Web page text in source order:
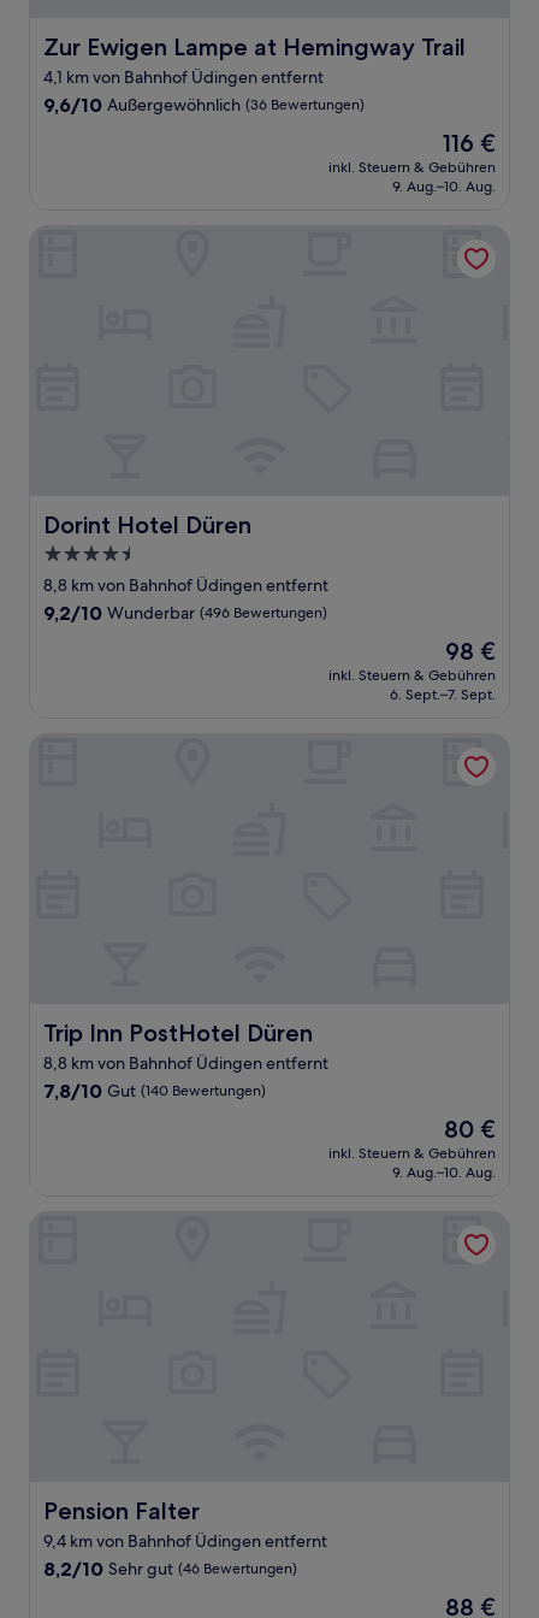
Zur Ewigen Lampe at Hemingway Trail
Zur Ewigen Lampe at Hemingway Trail
4,1 km von Bahnhof Üdingen entfernt
9.6
9,6/10 Außergewöhnlich (36 Bewertungen)
Der
Preis
beträgt
116 €
inkl. Steuern & Gebühren
9. Aug.–10. Aug.
Dorint Hotel Düren
Dorint Hotel Düren
4.5-
Sterne-
Unterkunft
8,8 km von Bahnhof Üdingen entfernt
9.2
9,2/10 Wunderbar (496 Bewertungen)
Der
Preis
beträgt
98 €
inkl. Steuern & Gebühren
6. Sept.–7. Sept.
Trip Inn PostHotel Düren
Trip Inn PostHotel Düren
8,8 km von Bahnhof Üdingen entfernt
7.8
7,8/10 Gut (140 Bewertungen)
Der
Preis
beträgt
80 €
inkl. Steuern & Gebühren
9. Aug.–10. Aug.
Pension Falter
Pension Falter
9,4 km von Bahnhof Üdingen entfernt
8.2
8,2/10 Sehr gut (46 Bewertungen)
Der
88 €